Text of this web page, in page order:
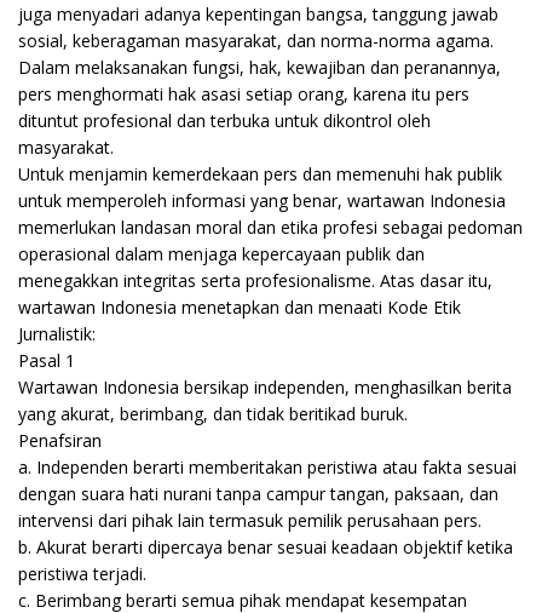
juga menyadari adanya kepentingan bangsa, tanggung jawab
sosial, keberagaman masyarakat, dan norma-norma agama.
Dalam melaksanakan fungsi, hak, kewajiban dan peranannya,
pers menghormati hak asasi setiap orang, karena itu pers
dituntut profesional dan terbuka untuk dikontrol oleh
masyarakat.
Untuk menjamin kemerdekaan pers dan memenuhi hak publik
untuk memperoleh informasi yang benar, wartawan Indonesia
memerlukan landasan moral dan etika profesi sebagai pedoman
operasional dalam menjaga kepercayaan publik dan
menegakkan integritas serta profesionalisme. Atas dasar itu,
wartawan Indonesia menetapkan dan menaati Kode Etik
Jurnalistik:
Pasal 1
Wartawan Indonesia bersikap independen, menghasilkan berita
yang akurat, berimbang, dan tidak beritikad buruk.
Penafsiran
a. Independen berarti memberitakan peristiwa atau fakta sesuai
dengan suara hati nurani tanpa campur tangan, paksaan, dan
intervensi dari pihak lain termasuk pemilik perusahaan pers.
b. Akurat berarti dipercaya benar sesuai keadaan objektif ketika
peristiwa terjadi.
c. Berimbang berarti semua pihak mendapat kesempatan